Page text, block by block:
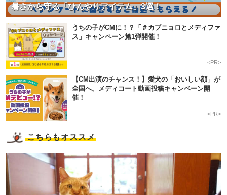
暑さから守る「ひんやりアイテム」3選！
うちの子がCMに！？「＃カブニョロとメディファ
ス」キャンペーン第1弾開催！
<PR>
【CM出演のチャンス！】愛犬の「おいしい顔」が
全国へ。メディコート動画投稿キャンペーン開
催！
<PR>
こちらもオススメ